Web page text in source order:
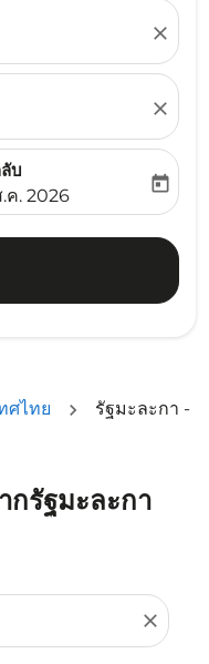
close
close
label
บ
return-date-
.ค. 2026
today
ศไทย
รัฐมะละกา -
กรัฐมะละกา
close
งและ/หรือปลายทาง) หรื